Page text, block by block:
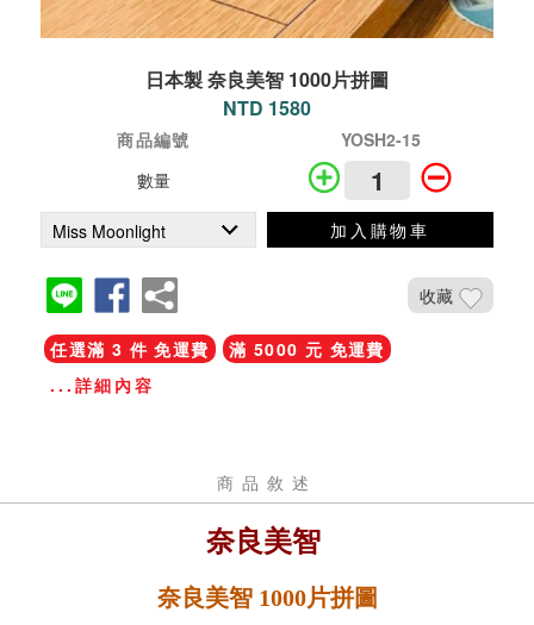
日本製 奈良美智 1000片拼圖
NTD 1580
商品編號
YOSH2-15
數量
加入購物車
收藏
任選滿 3 件 免運費
滿 5000 元 免運費
...詳細內容
商品敘述